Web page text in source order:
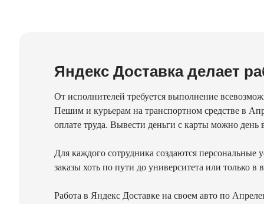
Яндекс Доставка делает
От исполнителей требуется выполнение
Пешим и курьерам на транспортном средстве в
оплате труда. Вывести деньги с карты можно день
Для каждого сотрудника создаются
заказы хоть по пути до университета или только в
Работа в Яндекс Доставке на своем авто по